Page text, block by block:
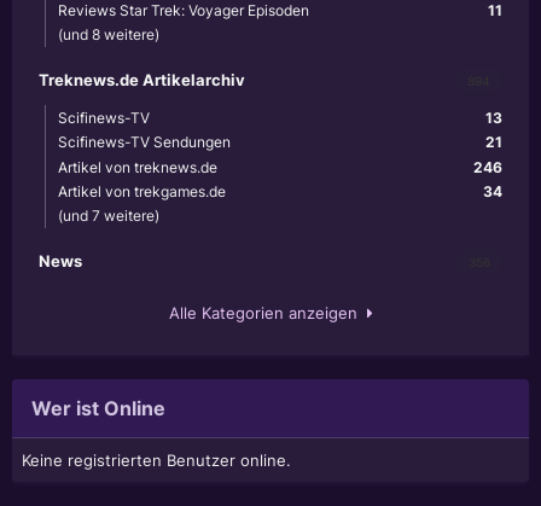
11
Reviews Star Trek: Voyager Episoden
(und 8 weitere)
Treknews.de Artikelarchiv
13
Scifinews-TV
21
Scifinews-TV Sendungen
246
Artikel von treknews.de
34
Artikel von trekgames.de
(und 7 weitere)
News
Alle Kategorien anzeigen
Wer ist Online
Keine registrierten Benutzer online.